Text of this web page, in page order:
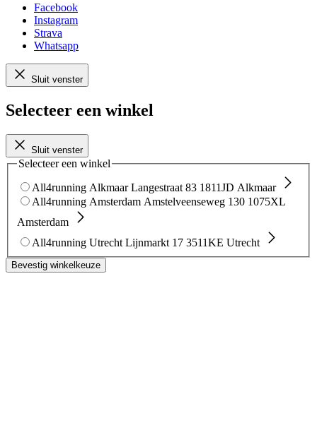
Facebook
Instagram
Strava
Whatsapp
Sluit venster
Selecteer een winkel
Sluit venster
Selecteer een winkel
All4running Alkmaar Langestraat 83 1811JD Alkmaar
All4running Amsterdam Amstelveenseweg 130 1075XL
Amsterdam
All4running Utrecht Lijnmarkt 17 3511KE Utrecht
Bevestig winkelkeuze